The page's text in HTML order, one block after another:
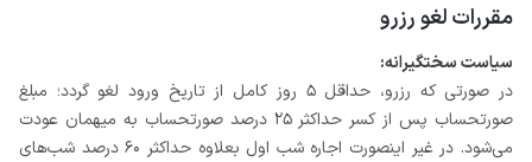
مقررات لغو رزرو
سیاست سختگیرانه:
در صورتی که رزرو، حداقل 5 روز کامل از تاریخ ورود لغو گردد؛ مبلغ
صورتحساب پس از کسر حداکثر 25 درصد صورتحساب به میهمان عودت
می‌شود. در غیر اینصورت اجاره شب اول بعلاوه حداکثر 60 درصد شب‌های